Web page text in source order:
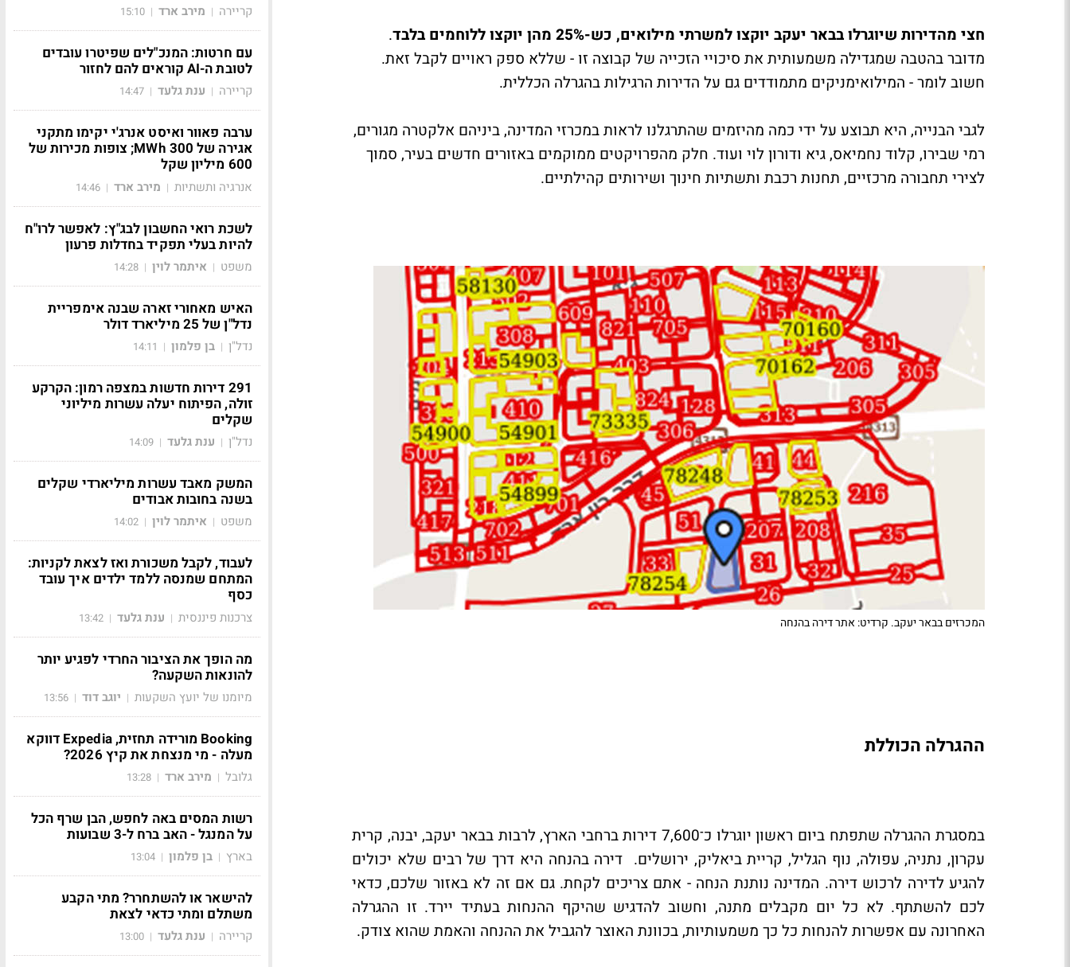
חצי מהדירות שיוגרלו בבאר יעקב יוקצו למשרתי מילואים, כש-25% מהן יוקצו ללוחמים בלבד
.
מדובר בהטבה שמגדילה משמעותית את סיכויי הזכייה של קבוצה זו - שללא ספק ראויים לקבל זאת.
חשוב לומר - המילואימניקים מתמודדים גם על הדירות הרגילות בהגרלה הכללית.
לגבי הבנייה, היא תבוצע על ידי כמה מהיזמים שהתרגלנו לראות במכרזי המדינה, ביניהם אלקטרה מגורים,
רמי שבירו, קלוד נחמיאס, גיא ודורון לוי ועוד. חלק מהפרויקטים ממוקמים באזורים חדשים בעיר, סמוך
לצירי תחבורה מרכזיים, תחנות רכבת ותשתיות חינוך ושירותים קהילתיים.
המכרזים בבאר יעקב. קרדיט: אתר דירה בהנחה
ההגרלה הכוללת
במסגרת ההגרלה שתפתח ביום ראשון יוגרלו כ־7,600 דירות ברחבי הארץ, לרבות בבאר יעקב, יבנה, קרית
עקרון, נתניה, עפולה, נוף הגליל, קריית ביאליק, ירושלים. דירה בהנחה היא דרך של רבים שלא יכולים
להגיע לדירה לרכוש דירה. המדינה נותנת הנחה - אתם צריכים לקחת. גם אם זה לא באזור שלכם, כדאי
לכם להשתתף. לא כל יום מקבלים מתנה, וחשוב להדגיש שהיקף ההנחות בעתיד יירד. זו ההגרלה
האחרונה עם אפשרות להנחות כל כך משמעותיות, בכוונת האוצר להגביל את ההנחה והאמת שהוא צודק.
קריירה | מירב ארד |
15:10
עם חרטות: המנכ"לים שפיטרו עובדים
לטובת ה-AI קוראים להם לחזור
קריירה | ענת גלעד |
14:47
ערבה פאוור ואיסט אנרג'י יקימו מתקני
אגירה של 300 MWh; צופות מכירות של
600 מיליון שקל
אנרגיה ותשתיות | מירב ארד |
14:46
לשכת רואי החשבון לבג"ץ: לאפשר לרו"ח
להיות בעלי תפקיד בחדלות פרעון
משפט | איתמר לוין |
14:28
האיש מאחורי זארה שבנה אימפריית
נדל"ן של 25 מיליארד דולר
נדל"ן | בן פלמון |
14:11
291 דירות חדשות במצפה רמון: הקרקע
זולה, הפיתוח יעלה עשרות מיליוני
שקלים
נדל"ן | ענת גלעד |
14:09
המשק מאבד עשרות מיליארדי שקלים
בשנה בחובות אבודים
משפט | איתמר לוין |
14:02
לעבוד, לקבל משכורת ואז לצאת לקניות:
המתחם שמנסה ללמד ילדים איך עובד
כסף
צרכנות פיננסית | ענת גלעד |
13:42
מה הופך את הציבור החרדי לפגיע יותר
להונאות השקעה?
מיומנו של יועץ השקעות | יוגב דוד |
13:56
Booking מורידה תחזית, Expedia דווקא
מעלה - מי מנצחת את קיץ 2026?
גלובל | מירב ארד |
13:28
רשות המסים באה לחפש, הבן שרף הכל
על המנגל - האב ברח ל-3 שבועות
בארץ | בן פלמון |
13:04
להישאר או להשתחרר? מתי הקבע
משתלם ומתי כדאי לצאת
קריירה | ענת גלעד |
13:00